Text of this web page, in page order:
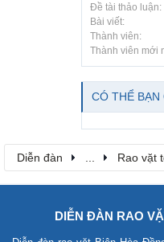
Đề tài thảo luận:
Bài viết:
Thành viên:
Thành viên mới
CÓ THỂ BẠN
Diễn đàn Rao vặt
DIỄN ĐÀN RAO